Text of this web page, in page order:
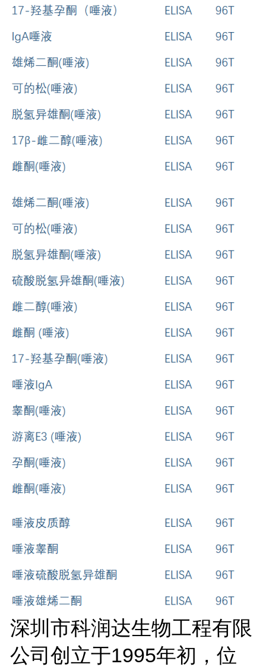
深圳市科润达生物工程有限
公司创立于1995年初，位